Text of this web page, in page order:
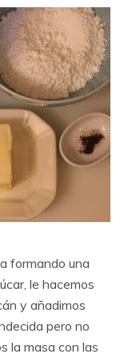
formando una
le hacemos
y añadimos
pero no
la masa con las